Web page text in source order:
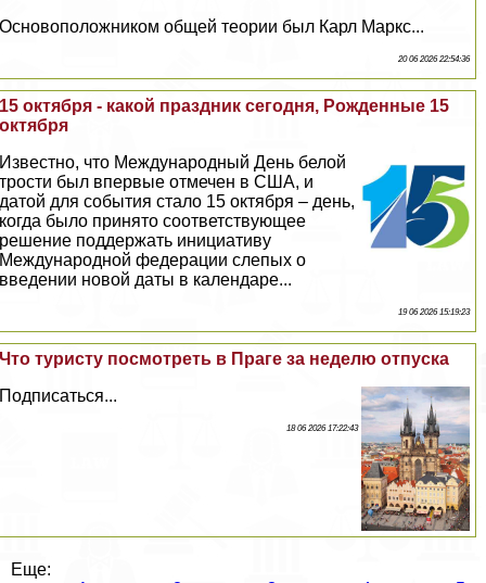
Основоположником общей теории был Карл Маркс...
20 06 2026 22:54:36
15 октября - какой праздник сегодня, Рожденные 15
октября
Известно, что Международный День белой
трости был впервые отмечен в США, и
датой для события стало 15 октября – день,
когда было принято соответствующее
решение поддержать инициативу
Международной федерации слепых о
введении новой даты в календаре...
19 06 2026 15:19:23
Что туристу посмотреть в Праге за неделю отпуска
Подписаться...
18 06 2026 17:22:43
Еще: